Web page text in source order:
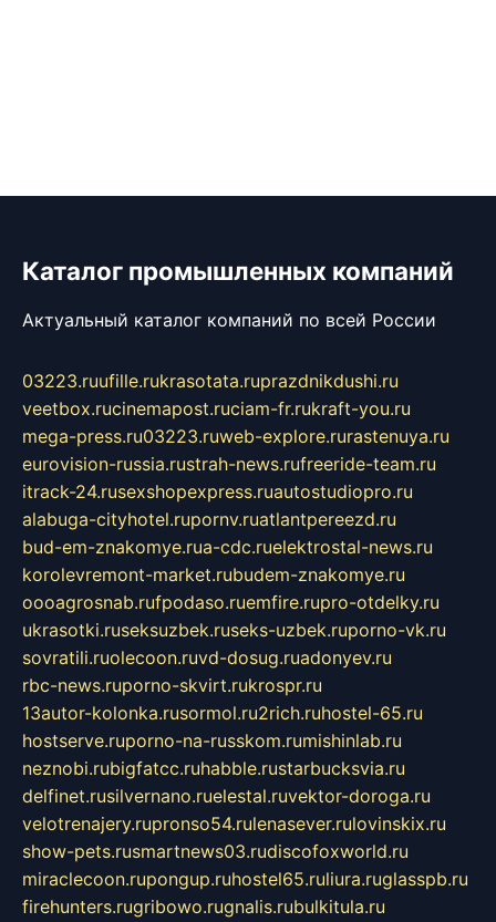
Каталог промышленных компаний
Актуальный каталог компаний по всей России
03223.ruufille.rukrasotata.ruprazdnikdushi.ru
veetbox.rucinemapost.ruciam-fr.rukraft-you.ru
mega-press.ru03223.ruweb-explore.rurastenuya.ru
eurovision-russia.rustrah-news.rufreeride-team.ru
itrack-24.rusexshopexpress.ruautostudiopro.ru
alabuga-cityhotel.rupornv.ruatlantpereezd.ru
bud-em-znakomye.rua-cdc.ruelektrostal-news.ru
korolevremont-market.rubudem-znakomye.ru
oooagrosnab.rufpodaso.ruemfire.rupro-otdelky.ru
ukrasotki.ruseksuzbek.ruseks-uzbek.ruporno-vk.ru
sovratili.ruolecoon.ruvd-dosug.ruadonyev.ru
rbc-news.ruporno-skvirt.rukrospr.ru
13autor-kolonka.rusormol.ru2rich.ruhostel-65.ru
hostserve.ruporno-na-russkom.rumishinlab.ru
neznobi.rubigfatcc.ruhabble.rustarbucksvia.ru
delfinet.rusilvernano.ruelestal.ruvektor-doroga.ru
velotrenajery.rupronso54.rulenasever.rulovinskix.ru
show-pets.rusmartnews03.rudiscofoxworld.ru
miraclecoon.rupongup.ruhostel65.ruliura.ruglasspb.ru
firehunters.rugribowo.rugnalis.rubulkitula.ru